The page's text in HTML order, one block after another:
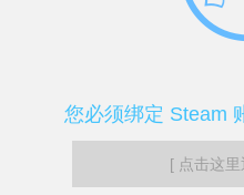
您必须绑定 Steam
[ 点击这